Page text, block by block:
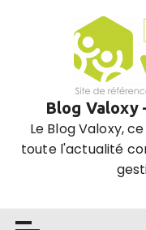
Blog Valoxy
Le Blog Valoxy,
toute l'actualité